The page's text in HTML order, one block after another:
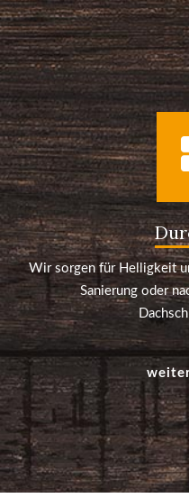
Wir sorgen für Helligkeit
Sanierung oder